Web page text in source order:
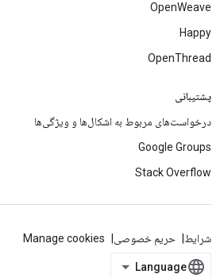
OpenWeave
Happy
OpenThread
پشتیبانی
درخواست‌های مربوط به اشکال‌ها و ویژگی‌ها
Google Groups
Stack Overflow
شرایط حریم خصوصی Manage cookies